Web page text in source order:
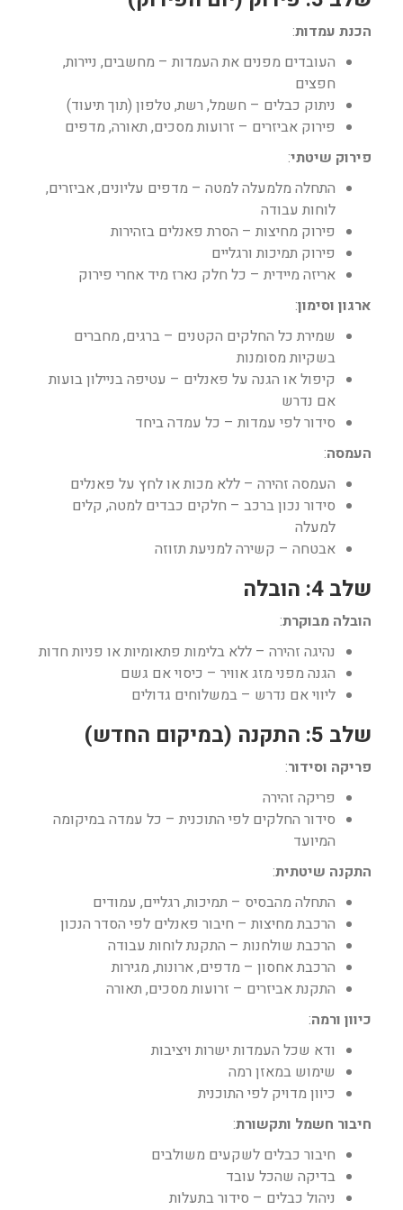
הכנת עמדות:
העובדים מפנים את העמדות – מחשבים, ניירות,
חפצים
ניתוק כבלים – חשמל, רשת, טלפון (תוך תיעוד)
פירוק אביזרים – זרועות מסכים, תאורה, מדפים
פירוק שיטתי:
התחלה מלמעלה למטה – מדפים עליונים, אביזרים,
לוחות עבודה
פירוק מחיצות – הסרת פאנלים בזהירות
פירוק תמיכות ורגליים
אריזה מיידית – כל חלק נארז מיד אחרי פירוק
ארגון וסימון:
שמירת כל החלקים הקטנים – ברגים, מחברים
בשקיות מסומנות
קיפול או הגנה על פאנלים – עטיפה בניילון בועות
אם נדרש
סידור לפי עמדות – כל עמדה ביחד
העמסה:
העמסה זהירה – ללא מכות או לחץ על פאנלים
סידור נכון ברכב – חלקים כבדים למטה, קלים
למעלה
אבטחה – קשירה למניעת תזוזה
שלב 4: הובלה
הובלה מבוקרת:
נהיגה זהירה – ללא בלימות פתאומיות או פניות חדות
הגנה מפני מזג אוויר – כיסוי אם גשם
ליווי אם נדרש – במשלוחים גדולים
שלב 5: התקנה (במיקום החדש)
פריקה וסידור:
פריקה זהירה
סידור החלקים לפי התוכנית – כל עמדה במיקומה
המיועד
התקנה שיטתית:
התחלה מהבסיס – תמיכות, רגליים, עמודים
הרכבת מחיצות – חיבור פאנלים לפי הסדר הנכון
הרכבת שולחנות – התקנת לוחות עבודה
הרכבת אחסון – מדפים, ארונות, מגירות
התקנת אביזרים – זרועות מסכים, תאורה
כיוון ורמה:
ודא שכל העמדות ישרות ויציבות
שימוש במאזן רמה
כיוון מדויק לפי התוכנית
חיבור חשמל ותקשורת:
חיבור כבלים לשקעים משולבים
בדיקה שהכל עובד
ניהול כבלים – סידור בתעלות